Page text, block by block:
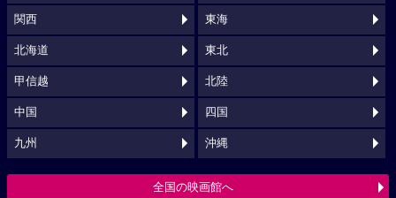
関西 東海
北海道 東北
甲信越 北陸
中国 四国
九州 沖縄
全国の映画館へ